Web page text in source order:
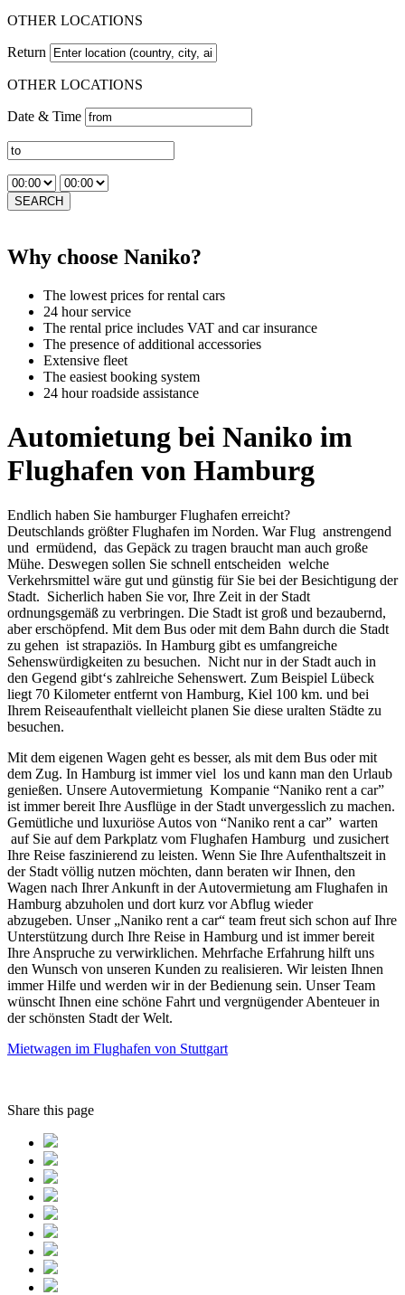
OTHER LOCATIONS
Return
OTHER LOCATIONS
Date & Time
SEARCH
Why choose Naniko?
The lowest prices for rental cars
24 hour service
The rental price includes VAT and car insurance
The presence of additional accessories
Extensive fleet
The easiest booking system
24 hour roadside assistance
Automietung bei Naniko im
Flughafen von Hamburg
Endlich haben Sie hamburger Flughafen erreicht?
Deutschlands größter Flughafen im Norden. War Flug anstrengend
und ermüdend, das Gepäck zu tragen braucht man auch große
Mühe. Deswegen sollen Sie schnell entscheiden welche
Verkehrsmittel wäre gut und günstig für Sie bei der Besichtigung der
Stadt. Sicherlich haben Sie vor, Ihre Zeit in der Stadt
ordnungsgemäß zu verbringen. Die Stadt ist groß und bezaubernd,
aber erschöpfend. Mit dem Bus oder mit dem Bahn durch die Stadt
zu gehen ist strapaziös. In Hamburg gibt es umfangreiche
Sehenswürdigkeiten zu besuchen. Nicht nur in der Stadt auch in
den Gegend gibt‘s zahlreiche Sehenswert. Zum Beispiel Lübeck
liegt 70 Kilometer entfernt von Hamburg, Kiel 100 km. und bei
Ihrem Reiseaufenthalt vielleicht planen Sie diese uralten Städte zu
besuchen.
Mit dem eigenen Wagen geht es besser, als mit dem Bus oder mit
dem Zug. In Hamburg ist immer viel los und kann man den Urlaub
genießen. Unsere Autovermietung Kompanie “Naniko rent a car”
ist immer bereit Ihre Ausflüge in der Stadt unvergesslich zu machen.
Gemütliche und luxuriöse Autos von “Naniko rent a car” warten
auf Sie auf dem Parkplatz vom Flughafen Hamburg und zusichert
Ihre Reise faszinierend zu leisten. Wenn Sie Ihre Aufenthaltszeit in
der Stadt völlig nutzen möchten, dann beraten wir Ihnen, den
Wagen nach Ihrer Ankunft in der Autovermietung am Flughafen in
Hamburg abzuholen und dort kurz vor Abflug wieder
abzugeben. Unser „Naniko rent a car“ team freut sich schon auf Ihre
Unterstützung durch Ihre Reise in Hamburg und ist immer bereit
Ihre Anspruche zu verwirklichen. Mehrfache Erfahrung hilft uns
den Wunsch von unseren Kunden zu realisieren. Wir leisten Ihnen
immer Hilfe und werden wir in der Bedienung sein. Unser Team
wünscht Ihnen eine schöne Fahrt und vergnügender Abenteuer in
der schönsten Stadt der Welt.
Mietwagen im Flughafen von Stuttgart
Share this page